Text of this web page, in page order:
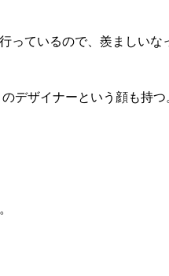
っているので、羨ましいな
デザイナーという顔も持つ